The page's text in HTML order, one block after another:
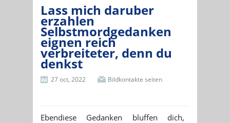
Lass mich daruber
erzahlen
Selbstmordgedanken
eignen reich
verbreiteter, denn du
denkst
27 oct, 2022 Bildkontakte seiten
Ebendiese Gedanken bluffen dich,